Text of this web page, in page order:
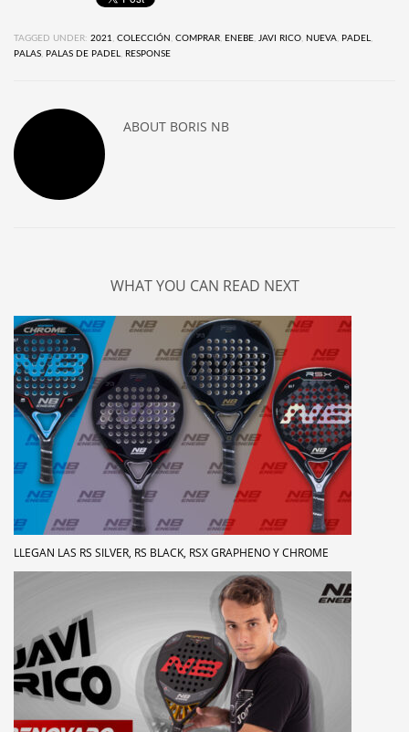
TAGGED UNDER: 2021 , COLECCIÓN , COMPRAR, ENEBE, JAVI RICO, NUEVA, PADEL,
PALAS, PALAS DE PADEL, RESPONSE
ABOUT BORIS NB
WHAT YOU CAN READ NEXT
LLEGAN LAS RS SILVER, RS BLACK, RSX GRAPHENO Y CHROME